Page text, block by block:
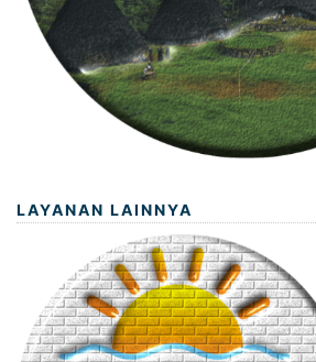
LAYANAN LAINNYA